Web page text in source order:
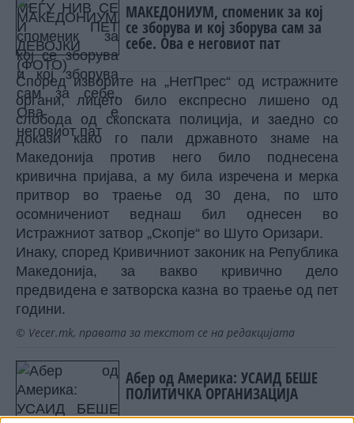
МАКЕДОНИУМ, споменик за кој
се зборува и кој зборува сам за
себе. Ова е неговиот пат
Според изворите на „НетПрес“ од истражните
органи, лицето било експресно лишено од
слобода од скопската полиција, и заедно со
докази како го пали државното знаме на
Македонија против него било поднесена
кривична пријава, а му била изречена и мерка
притвор во траење од 30 дена, по што
осомничениот веднаш бил однесен во
Истражниот затвор „Скопје“ во Шуто Оризари.
Инаку, според Кривичниот законик на Република
Македонија, за вакво кривично дело
предвидена е затворска казна во траење од пет
години.
© Vecer.mk, правата за текстот се на редакцијата
Абер од Америка: УСАИД БЕШЕ
ПОЛИТИЧКА ОРГАНИЗАЦИЈА